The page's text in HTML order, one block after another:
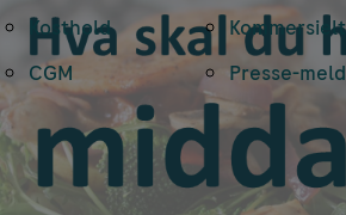
Kosthold
CGM
Presse-